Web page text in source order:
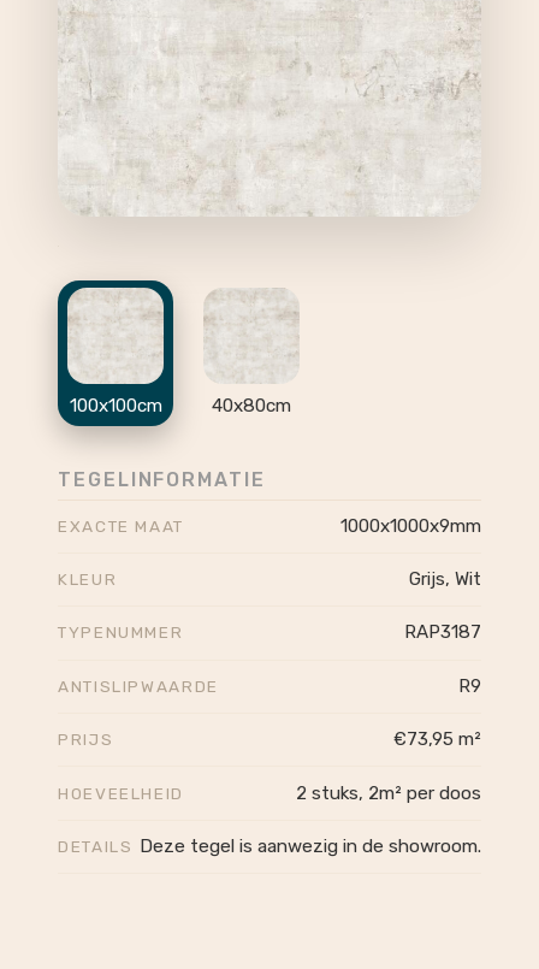
100x100cm 40x80cm
TEGELINFORMATIE
EXACTE MAAT 1000x1000x9mm
KLEUR Grijs, Wit
TYPENUMMER RAP3187
ANTISLIPWAARDE R9
PRIJS €73,95 m²
HOEVEELHEID 2 stuks, 2m² per doos
DETAILS Deze tegel is aanwezig in de showroom.